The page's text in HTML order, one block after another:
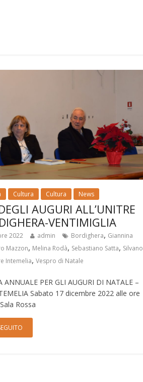
Cultura Cultura News
AUGURI ALL’UNITRE
VENTIMIGLIA
2022 admin Bordighera, Giannina
Mazzon, Melina Rodà, Sebastiano Satta, Silvano
Intemelia,Vespro di Natale
ANNUALE PER GLI AUGURI DI NATALE –
Sabato 17 dicembre 2022 alle ore
Rossa